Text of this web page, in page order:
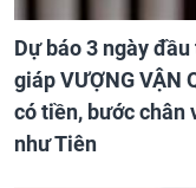
Dự báo 3 ngày
giáp VƯỢNG VẬN
có tiền, bước chân
như Tiên